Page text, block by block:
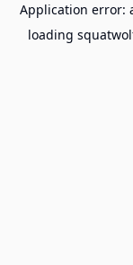
Application error:
loading